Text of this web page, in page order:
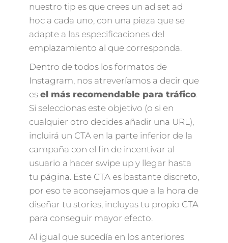
nuestro tip es que crees un ad set ad
hoc a cada uno, con una pieza que se
adapte a las especificaciones del
emplazamiento al que corresponda.
Dentro de todos los formatos de
Instagram, nos atreveríamos a decir que
es el más recomendable para tráfico.
Si seleccionas este objetivo (o si en
cualquier otro decides añadir una URL),
incluirá un CTA en la parte inferior de la
campaña con el fin de incentivar al
usuario a hacer swipe up y llegar hasta
tu página. Este CTA es bastante discreto,
por eso te aconsejamos que a la hora de
diseñar tu stories, incluyas tu propio CTA
para conseguir mayor efecto.
Al igual que sucedía en los anteriores